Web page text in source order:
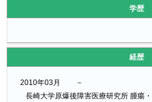
学歴
経歴
2010年03月
－
長崎大学原爆後障害医療研究所 腫瘍